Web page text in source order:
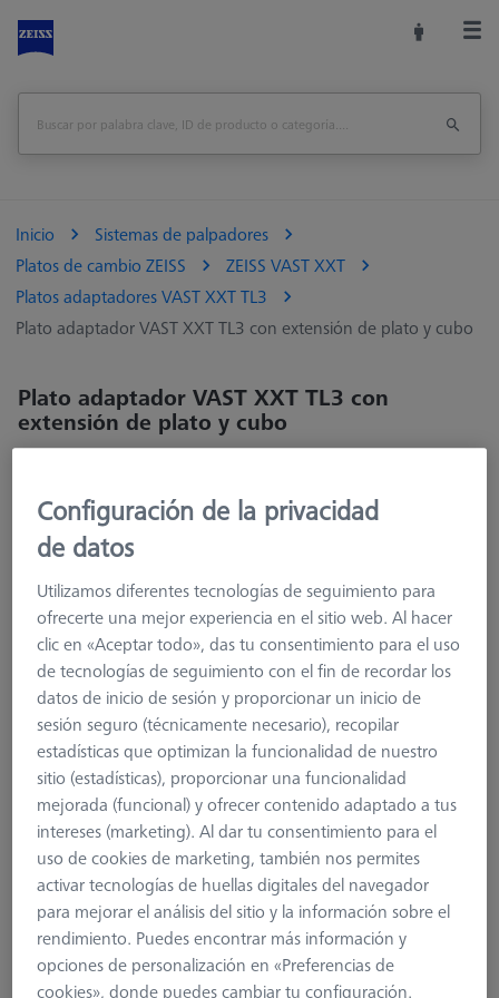
Inicio
Sistemas de palpadores
Platos de cambio ZEISS
ZEISS VAST XXT
Platos adaptadores VAST XXT TL3
Plato adaptador VAST XXT TL3 con extensión de plato y cubo
Plato adaptador VAST XXT TL3 con
extensión de plato y cubo
coloca en el cabezal de medición. Para un cambio automático
de palpador controlado por CNC, el plato adaptador
(incluyendo los elementos acoplados como palpadores y
extensiones) se coloca en la bahía VAST XXT (por ejemplo,
620161-8510-000) del rack (MSR / ProMax) suministrado
para este propósito.
Los platos adaptadores con extensión de plato y cubo
consisten en el cuerpo base hecho de aluminio con 3 bolas
con recubrimiento de oro para su adaptación al cabezal de
medición. Los valores medidos se transmiten mecánicamente
al cabezal de medición a través de este soporte de tres
puntos. La fuerza de retención es aplicada por un imán
permanente pegado.
En el plato se instala un chip que identifica de forma exclusiva
el plato adaptador y permite que la unidad de control lleve a
cabo funciones de seguridad y supervisión. Este chip también
permite implementar opciones de software adicionales.
Configuración de la privacidad
de datos
Utilizamos diferentes tecnologías de seguimiento para
ofrecerte una mejor experiencia en el sitio web. Al hacer
clic en «Aceptar todo», das tu consentimiento para el uso
de tecnologías de seguimiento con el fin de recordar los
datos de inicio de sesión y proporcionar un inicio de
sesión seguro (técnicamente necesario), recopilar
estadísticas que optimizan la funcionalidad de nuestro
sitio (estadísticas), proporcionar una funcionalidad
mejorada (funcional) y ofrecer contenido adaptado a tus
intereses (marketing). Al dar tu consentimiento para el
uso de cookies de marketing, también nos permites
activar tecnologías de huellas digitales del navegador
para mejorar el análisis del sitio y la información sobre el
rendimiento. Puedes encontrar más información y
opciones de personalización en «Preferencias de
cookies», donde puedes cambiar tu configuración.